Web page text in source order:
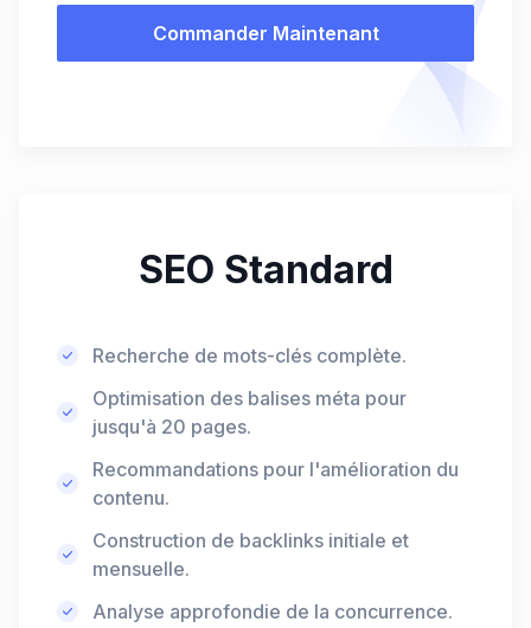
Commander Maintenant
SEO Standard
Recherche de mots-clés complète.
Optimisation des balises méta pour
jusqu'à 20 pages.
Recommandations pour l'amélioration du
contenu.
Construction de backlinks initiale et
mensuelle.
Analyse approfondie de la concurrence.